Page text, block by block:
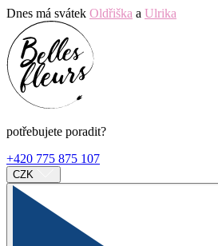
Dnes má svátek Oldřiška a Ulrika
potřebujete poradit?
+420 775 875 107
CZK